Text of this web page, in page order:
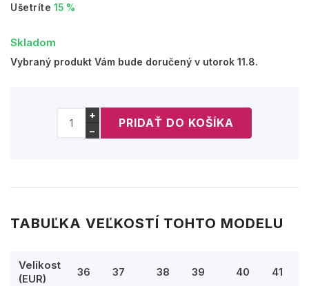
Ušetríte 15 %
Skladom
Vybraný produkt Vám bude doručený v utorok 11.8.
+
−
TABUĽKA VEĽKOSTÍ TOHTO MODELU
Velikost
(EUR)
36 37 38 39 40 41